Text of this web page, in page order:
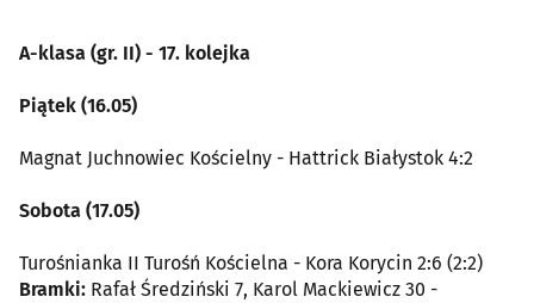
A-klasa (gr. II) - 17. kolejka
Piątek (16.05)
Magnat Juchnowiec Kościelny - Hattrick Białystok 4:2
Sobota (17.05)
Turośnianka II Turośń Kościelna - Kora Korycin 2:6 (2:2)
Bramki: Rafał Średziński 7, Karol Mackiewicz 30 -